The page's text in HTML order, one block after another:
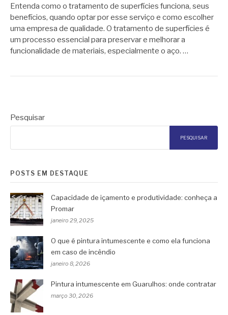
Entenda como o tratamento de superfícies funciona, seus
benefícios, quando optar por esse serviço e como escolher
uma empresa de qualidade. O tratamento de superfícies é
um processo essencial para preservar e melhorar a
funcionalidade de materiais, especialmente o aço. …
Pesquisar
PESQUISAR
POSTS EM DESTAQUE
Capacidade de içamento e produtividade: conheça a
Promar
janeiro 29, 2025
O que é pintura intumescente e como ela funciona
em caso de incêndio
janeiro 8, 2026
Pintura intumescente em Guarulhos: onde contratar
março 30, 2026